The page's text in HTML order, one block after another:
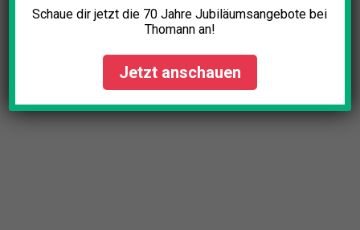
Schaue dir jetzt die 70 Jahre Jubiläumsangebote bei
Thomann an!
Jetzt anschauen